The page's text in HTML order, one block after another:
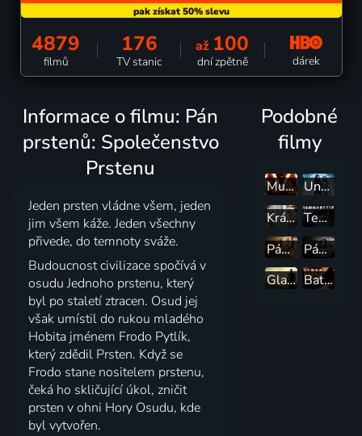
4879
filmů
176
TV stanic
až 100
dní zpětně dárek
Informace o filmu: Pán
prstenů: Společenstvo
Prstenu
Jeden prsten vládne všem, jeden
jim všem káže. Jeden všechny
přivede, do temnoty sváže.
Budoucnost civilizace spočívá v
osudu Jednoho prstenu, který
byl po staletí ztracen. Osud jej
však umístil do rukou mladého
Hobita jménem Frodo Pytlík,
který zdědil Prsten. Když se
Frodo stane nositelem prstenu,
čeká ho skličující úkol, zničit
prsten v ohni Hory Osudu, kde
byl vytvořen.
Podobné
filmy
Mumie se vrací
Underworld: Vzpoura Lycanů
Král Artuš: Legenda o meči
Temný rytíř
Pán prstenů: Dvě věže
Pán prstenů: Návrat krále
Gladiátor
Batman začíná